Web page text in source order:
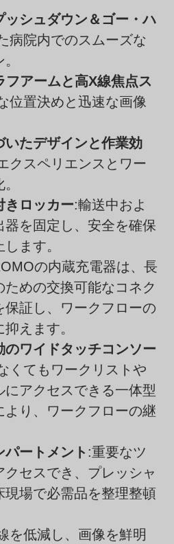
ッシュダウン＆ゴー・ハ
病院内でのスムーズな
フアームと高X線焦点ス
位置決めと迅速な画像
いたデザインと作業効
クスペリエンスとワー
きロッカー:輸送中およ
器を固定し、安全を確保
ます。
の内蔵充電器は、長
ための交換可能なコネク
保証し、ワークフローの
えます。
のワイドタッチコンソー
くてもワークリストや
にアクセスできる一体型
より、ワークフローの継
ートメント :重要なツ
クセスでき、プレッシャ
現場で必需品を整理整頓
を低減し、画像を鮮明